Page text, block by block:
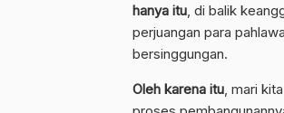
hanya itu , di balik
perjuangan para
bersinggungan.
Oleh karena itu , mari